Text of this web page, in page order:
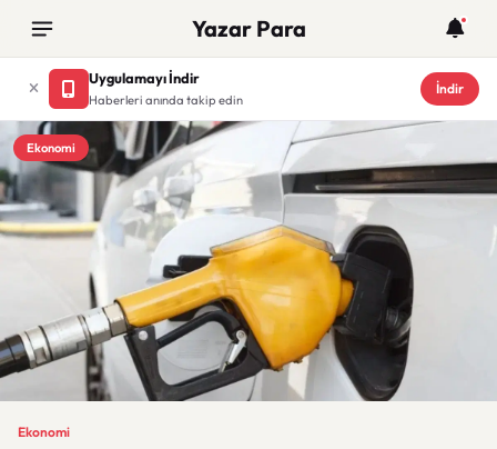
Yazar Para
Uygulamayı İndir
Haberleri anında takip edin
İndir
Ekonomi
Ekonomi